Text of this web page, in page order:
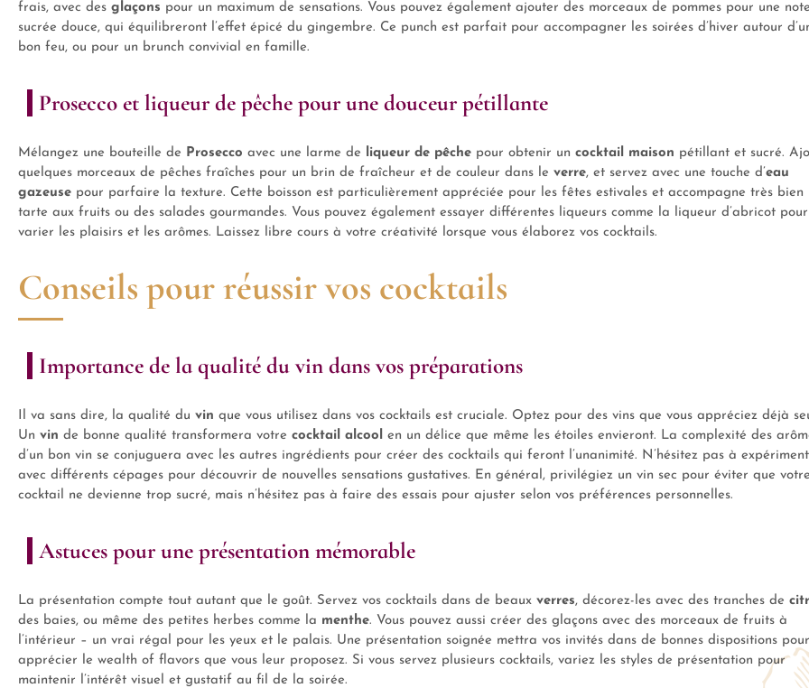
frais, avec des glaçons pour un maximum de sensations. Vous pouvez également ajouter des morceaux de pommes pour une note
sucrée douce, qui équilibreront l’effet épicé du gingembre. Ce punch est parfait pour accompagner les soirées d’hiver autour
bon feu, ou pour un brunch convivial en famille.
Prosecco et liqueur de pêche pour une douceur pétillante
Mélangez une bouteille de Prosecco avec une larme de liqueur de pêche pour obtenir un cocktail maison pétillant et sucré.
quelques morceaux de pêches fraîches pour un brin de fraîcheur et de couleur dans le verre, et servez avec une touche d’eau
gazeuse pour parfaire la texture. Cette boisson est particulièrement appréciée pour les fêtes estivales et accompagne très bien
tarte aux fruits ou des salades gourmandes. Vous pouvez également essayer différentes liqueurs comme la liqueur d’abricot pour
varier les plaisirs et les arômes. Laissez libre cours à votre créativité lorsque vous élaborez vos cocktails.
Conseils pour réussir vos cocktails
Importance de la qualité du vin dans vos préparations
Il va sans dire, la qualité du vin que vous utilisez dans vos cocktails est cruciale. Optez pour des vins que vous appréciez déjà
Un vin de bonne qualité transformera votre cocktail alcool en un délice que même les étoiles envieront. La complexité des
d’un bon vin se conjuguera avec les autres ingrédients pour créer des cocktails qui feront l’unanimité. N’hésitez pas à
avec différents cépages pour découvrir de nouvelles sensations gustatives. En général, privilégiez un vin sec pour éviter que votre
cocktail ne devienne trop sucré, mais n’hésitez pas à faire des essais pour ajuster selon vos préférences personnelles.
Astuces pour une présentation mémorable
La présentation compte tout autant que le goût. Servez vos cocktails dans de beaux verres, décorez-les avec des tranches de
des baies, ou même des petites herbes comme la menthe. Vous pouvez aussi créer des glaçons avec des morceaux de fruits à
l’intérieur – un vrai régal pour les yeux et le palais. Une présentation soignée mettra vos invités dans de bonnes dispositions pour
apprécier le wealth of flavors que vous leur proposez. Si vous servez plusieurs cocktails, variez les styles de présentation pour
maintenir l’intérêt visuel et gustatif au fil de la soirée.